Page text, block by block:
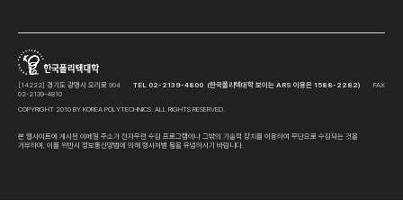
[14222] 경기도 광명시 오리로 904 TEL 02-2139-4800 (한국폴리텍대학 보이는 ARS 이용은 1588-2282)
FAX
02-2139-4810
COPYRIGHT 2010 BY KOREA POLYTECHNICS. ALL RIGHTS RESERVED.
본 웹사이트에 게시된 이메일 주소가 전자우편 수집 프로그램이나 그밖의 기술적 장치를 이용하여 무단으로 수집되는 것을
거부하며, 이를 위반시 정보통신망법에 의해 형사처벌 됨을 유념하시기 바랍니다.